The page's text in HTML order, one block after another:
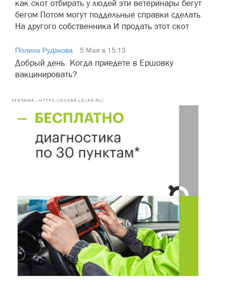
как скот отбирать у людей эти ветеринары бегут
бегом Потом могут поддельные справки сделать
На другого собственника И продать этот скот
Полина Рудакова
5 Мая в 15:13
Добрый день. Когда приедете в Ершовку
вакцинировать?
РЕКЛАМА • HTTPS://GUSAR.LECAR.RU/